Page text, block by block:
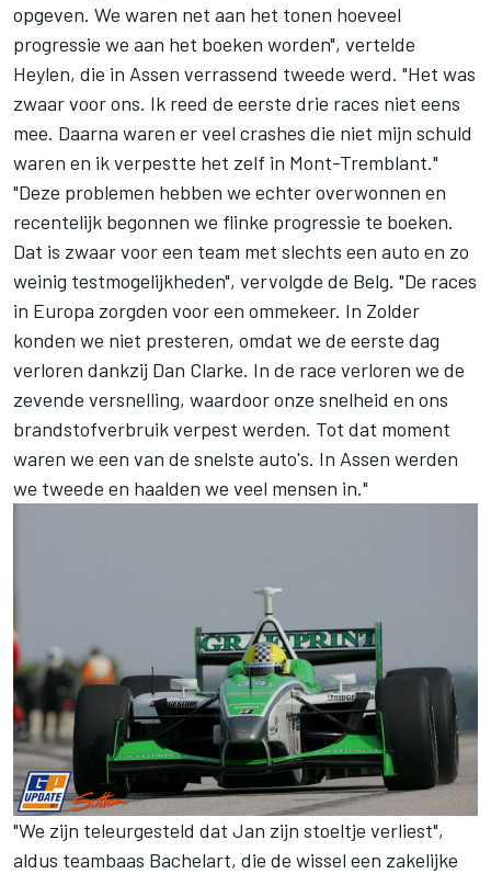
opgeven. We waren net aan het tonen hoeveel
progressie we aan het boeken worden", vertelde
Heylen, die in Assen verrassend tweede werd. "Het was
zwaar voor ons. Ik reed de eerste drie races niet eens
mee. Daarna waren er veel crashes die niet mijn schuld
waren en ik verpestte het zelf in Mont-Tremblant."
"Deze problemen hebben we echter overwonnen en
recentelijk begonnen we flinke progressie te boeken.
Dat is zwaar voor een team met slechts een auto en zo
weinig testmogelijkheden", vervolgde de Belg. "De races
in Europa zorgden voor een ommekeer. In Zolder
konden we niet presteren, omdat we de eerste dag
verloren dankzij Dan Clarke. In de race verloren we de
zevende versnelling, waardoor onze snelheid en ons
brandstofverbruik verpest werden. Tot dat moment
waren we een van de snelste auto's. In Assen werden
we tweede en haalden we veel mensen in."
"We zijn teleurgesteld dat Jan zijn stoeltje verliest",
aldus teambaas Bachelart, die de wissel een zakelijke